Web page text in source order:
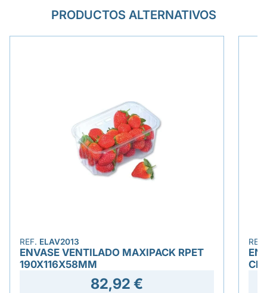
PRODUCTOS ALTERNATIVOS
REF. ELAV2013
ENVASE VENTILADO MAXIPACK RPET
190X116X58MM
82,92 €